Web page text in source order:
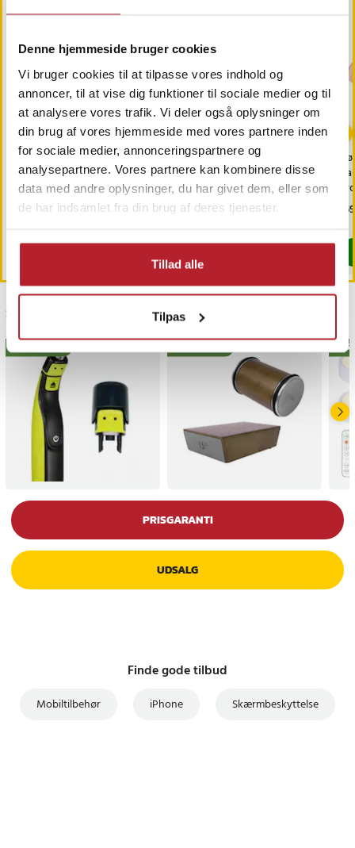
Denne hjemmeside bruger cookies
Vi bruger cookies til at tilpasse vores indhold og
annoncer, til at vise dig funktioner til sociale medier og til
at analysere vores trafik. Vi deler også oplysninger om
din brug af vores hjemmeside med vores partnere inden
for sociale medier, annonceringspartnere og
analysepartnere. Vores partnere kan kombinere disse
data med andre oplysninger, du har givet dem, eller som
de har indsamlet fra din brug af deres tjenester.
Tillad alle
Tilpas
-41%
Klotang/klosaks til
hunde og katte
Nuværende pris:
29 kr. 49 kr.
WHIRLPOOL Ovnpære
T29 E14 40W
Pris:59 kr.
59 kr.
Sidst besøgt
PRISGARANTI
UDSALG
Finde gode tilbud
Mobiltilbehør iPhone Skærmbeskyttelse